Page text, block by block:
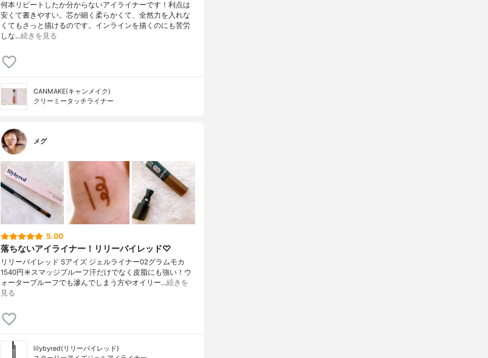
何本リピートしたか分からないアイライナーです！利点は
安くて書きやすい。芯が細く柔らかくて、全然力を入れな
くてもさっと描けるのです。インラインを描くのにも苦労
しな…続きを見る
CANMAKE(キャンメイク)
クリーミータッチライナー
メグ
5.00
落ちないアイライナー！リリーバイレッド♡
リリーバイレッド Sアイズ ジェルライナー02グラムモカ
1540円☀️スマッジプルーフ汗だけでなく皮脂にも強い！ウ
ォータープルーフでも滲んでしまう方やオイリー…続きを
見る
lilybyred(リリーバイレッド)